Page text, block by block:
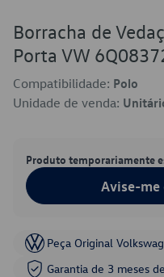
Borracha de
Porta VW
Compatibilidade: Polo
Unidade de venda:
Produto temporariamente
Avise-me
Peça Original
Garantia de 3 meses